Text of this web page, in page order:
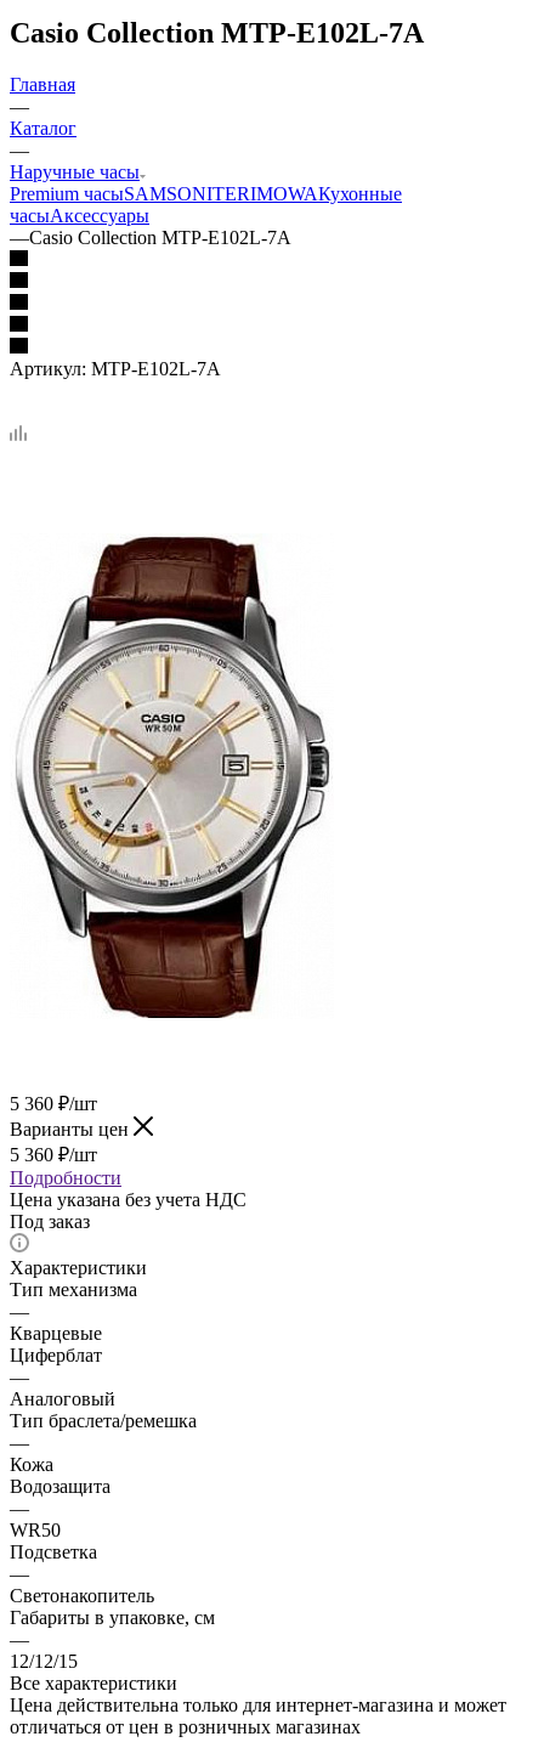
Casio Collection MTP-E102L-7A
Главная
—
Каталог
—
Наручные часы
Premium часыSAMSONITERIMOWAКухонные
часыАксессуары
—Casio Collection MTP-E102L-7A
Артикул: MTP-E102L-7A
5 360 ₽/шт
Варианты цен
5 360 ₽/шт
Подробности
Цена указана без учета НДС
Под заказ
Характеристики
Тип механизма
—
Кварцевые
Циферблат
—
Аналоговый
Тип браслета/ремешка
—
Кожа
Водозащита
—
WR50
Подсветка
—
Светонакопитель
Габариты в упаковке, см
—
12/12/15
Все характеристики
Цена действительна только для интернет-магазина и может
отличаться от цен в розничных магазинах